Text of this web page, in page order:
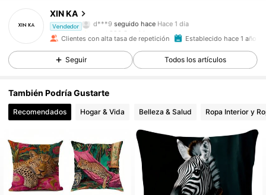
XIN KA
Vendedor
4,91
820 Seguidores
820 Seguidores
4,91 820 Seguidores
4,91 820 Seguidores
4,91 820 Seguidores
Clientes con alta tasa de repetición Establecido hace 1 año
Seguir Todos los artículos
También Podría Gustarte
Recomendados Hogar & Vida Belleza & Salud Ropa Interior y